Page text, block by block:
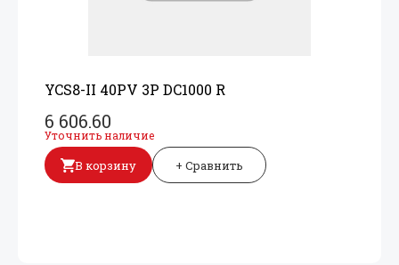
YCS8-II 40PV 3P DC1000 R
6 606.60
Уточнить наличие
В корзину + Сравнить